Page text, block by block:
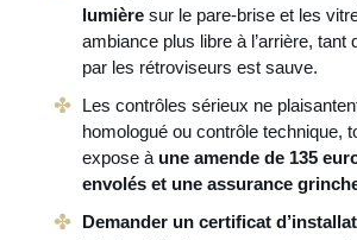
lumière sur le pare-brise et les
ambiance plus libre à l’arrière, tant
par les rétroviseurs est sauve.
Les contrôles sérieux ne
homologué ou contrôle technique,
expose à une amende de 135
envolés et une assurance
Demander un certificat